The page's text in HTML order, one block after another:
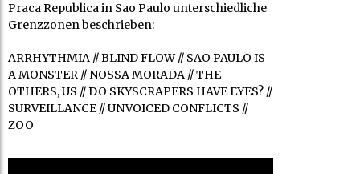
Praca Republica in Sao Paulo unterschiedliche
Grenzzonen beschrieben:
ARRHYTHMIA // BLIND FLOW // SAO PAULO IS
A MONSTER // NOSSA MORADA // THE
OTHERS, US // DO SKYSCRAPERS HAVE EYES? //
SURVEILLANCE // UNVOICED CONFLICTS //
ZOO